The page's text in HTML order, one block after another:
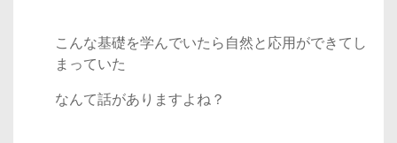
こんな基礎を学んでいたら自然と応用ができてし
まっていた
なんて話がありますよね？